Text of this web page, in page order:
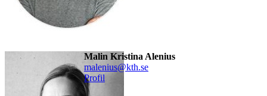
Malin Kristina Alenius
malenius@kth.se
Profil